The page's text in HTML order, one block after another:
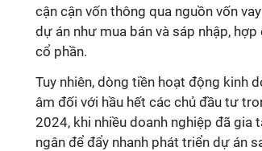
cận cận vốn thông qua nguồn vốn
dự án như mua bán và sáp nhập,
cổ phần.
Tuy nhiên, dòng tiền hoạt động kinh
âm đối với hầu hết các chủ đầu tư
2024, khi nhiều doanh nghiệp đã gia
ngân để đẩy nhanh phát triển dự án